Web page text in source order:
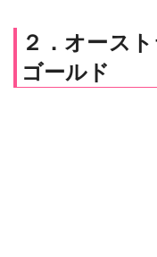
２．オース
ゴールド